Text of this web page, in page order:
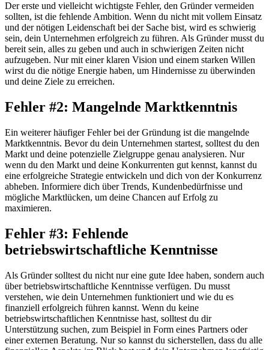
Der erste und vielleicht wichtigste Fehler, den Gründer vermeiden
sollten, ist die fehlende Ambition. Wenn du nicht mit vollem Einsatz
und der nötigen Leidenschaft bei der Sache bist, wird es schwierig
sein, dein Unternehmen erfolgreich zu führen. Als Gründer musst du
bereit sein, alles zu geben und auch in schwierigen Zeiten nicht
aufzugeben. Nur mit einer klaren Vision und einem starken Willen
wirst du die nötige Energie haben, um Hindernisse zu überwinden
und deine Ziele zu erreichen.
Fehler #2: Mangelnde Marktkenntnis
Ein weiterer häufiger Fehler bei der Gründung ist die mangelnde
Marktkenntnis. Bevor du dein Unternehmen startest, solltest du den
Markt und deine potenzielle Zielgruppe genau analysieren. Nur
wenn du den Markt und deine Konkurrenten gut kennst, kannst du
eine erfolgreiche Strategie entwickeln und dich von der Konkurrenz
abheben. Informiere dich über Trends, Kundenbedürfnisse und
mögliche Marktlücken, um deine Chancen auf Erfolg zu
maximieren.
Fehler #3: Fehlende
betriebswirtschaftliche Kenntnisse
Als Gründer solltest du nicht nur eine gute Idee haben, sondern auch
über betriebswirtschaftliche Kenntnisse verfügen. Du musst
verstehen, wie dein Unternehmen funktioniert und wie du es
finanziell erfolgreich führen kannst. Wenn du keine
betriebswirtschaftlichen Kenntnisse hast, solltest du dir
Unterstützung suchen, zum Beispiel in Form eines Partners oder
einer externen Beratung. Nur so kannst du sicherstellen, dass du alle